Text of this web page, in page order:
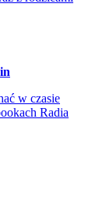
w czasie
Radia